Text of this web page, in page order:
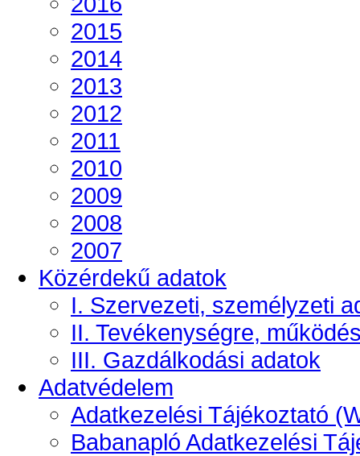
2015
2014
2013
2012
2011
2010
2009
2008
2007
Közérdekű adatok
I. Szervezeti, személyzeti
II. Tevékenységre,
III. Gazdálkodási adatok
Adatvédelem
Adatkezelési Tájékoztató
Babanapló Adatkezelési